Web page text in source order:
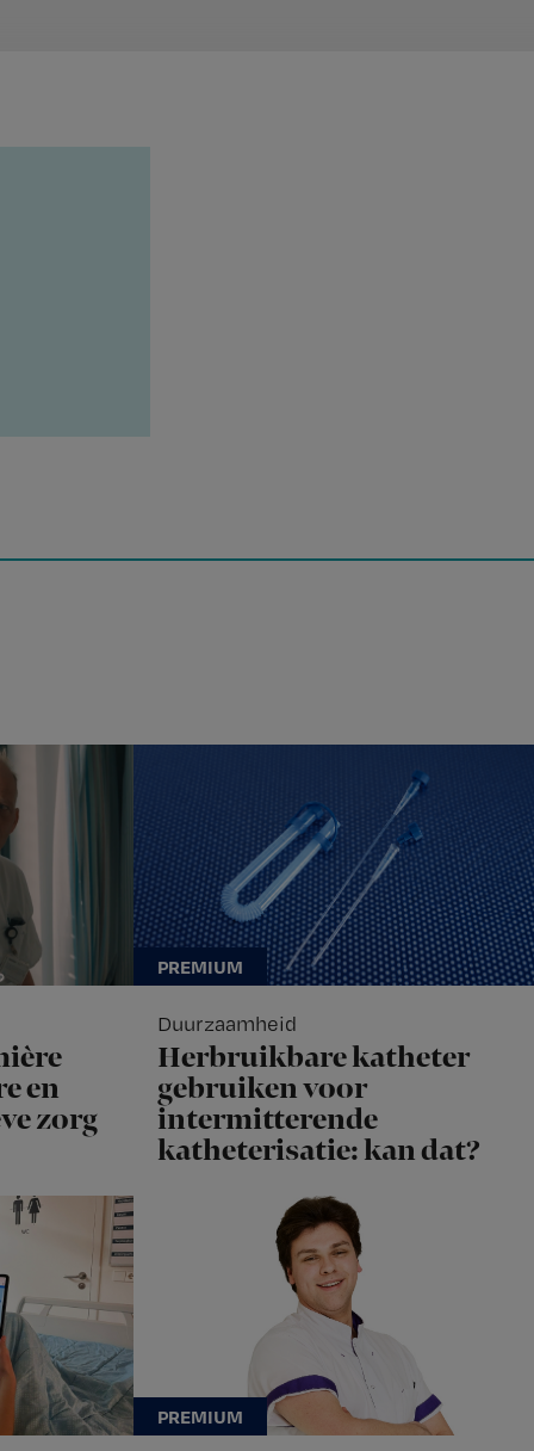
en
zorg
Duurzaamheid
Herbruikbare katheter
gebruiken voor
intermitterende
katheterisatie: kan dat?